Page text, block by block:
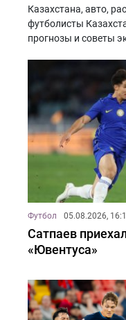
Казахстана, авто,
футболисты
прогнозы и советы
Футбол 05.08.2026,
Сатпаев
«Ювентуса»